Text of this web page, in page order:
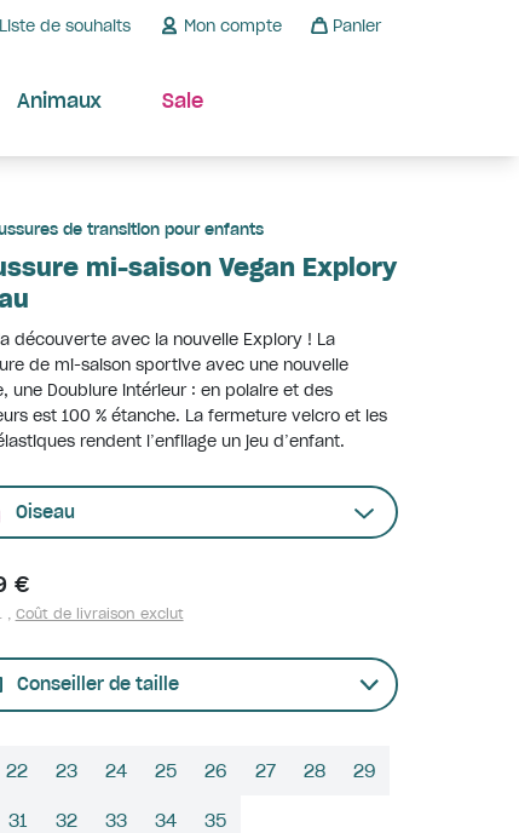
Liste de souhaits Mon compte Panier
Animaux Sale
de transition pour enfants
mi-saison Vegan Explory
découverte avec la nouvelle Explory ! La
de mi-saison sportive avec une nouvelle
une Doublure intérieur : en polaire et des
est 100 % étanche. La fermeture velcro et les
rendent l’enfilage un jeu d’enfant.
Oiseau
€
, Coût de livraison exclut
Conseiller de taille
22 23 24 25 26 27 28 29
31 32 33 34 35